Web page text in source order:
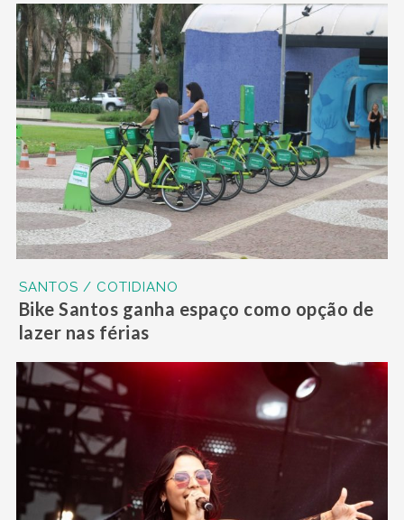
SANTOS / COTIDIANO
Bike Santos ganha espaço como opção de
lazer nas férias